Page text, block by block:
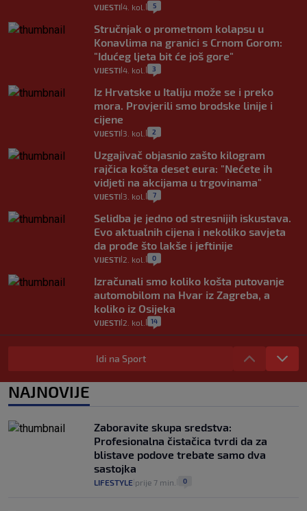
VIJESTI 4. kol. 5
Stručnjak o prometnom kolapsu u
Konavlima na granici s Crnom Gorom:
"Idućeg ljeta bit će još gore"
VIJESTI 4. kol. 3
Iz Hrvatske u Italiju može se i preko
mora. Provjerili smo brodske linije i
cijene
VIJESTI 3. kol. 2
Uzgajivač objasnio zašto kilogram
rajčica košta deset eura: "Nećete ih
vidjeti na akcijama u trgovinama"
VIJESTI 3. kol. 7
Selidba je jedno od stresnijih iskustava.
Evo aktualnih cijena i nekoliko savjeta
da prođe što lakše i jeftinije
VIJESTI 2. kol. 0
Izračunali smo koliko košta putovanje
automobilom na Hvar iz Zagreba, a
koliko iz Osijeka
VIJESTI 2. kol. 14
"Kći je otišla na more, a zaboravila
zdravstvenu iskaznicu". Kakva su prava
pacijenata izvan mjesta prebivališta?
1
Plenković na 15 dana ukine mjere: "Ne bi
se dogodilo ništa. Vlada se zaljubila u te
intervencije"
30. srp. 25
Idi na Sport
NAJNOVIJE
Zaboravite skupa sredstva:
Profesionalna čistačica tvrdi da za
blistave podove trebate samo dva
sastojka
LIFESTYLE prije 7 min. 0